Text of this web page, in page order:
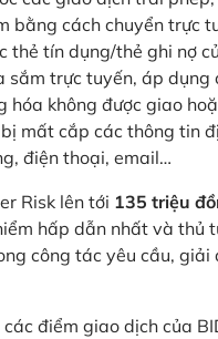
bằng cách chuyển
thẻ tín dụng/thẻ ghi nợ
sắm trực tuyến, áp
không được giao
mất cắp các thông tin
điện thoại, email…
Risk lên tới 135 triệu
hấp dẫn nhất và thủ
công tác yêu cầu,
điểm giao dịch của